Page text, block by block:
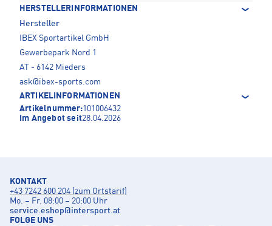
HERSTELLERINFORMATIONEN
Hersteller
IBEX Sportartikel GmbH
Gewerbepark Nord 1
AT - 6142 Mieders
ask@ibex-sports.com
ARTIKELINFORMATIONEN
Artikelnummer:101006432
Im Angebot seit28.04.2026
KONTAKT
+43 7242 600 204 (zum Ortstarif)
Mo. – Fr. 08:00 – 20:00 Uhr
service.eshop@intersport.at
FOLGE UNS